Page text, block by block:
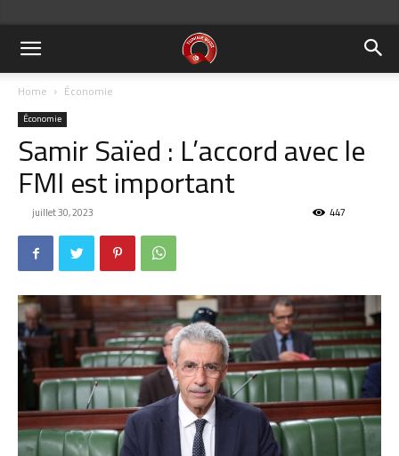
Home Économie
Économie
Samir Saïed : L’accord avec le
FMI est important
juillet 30, 2023 447